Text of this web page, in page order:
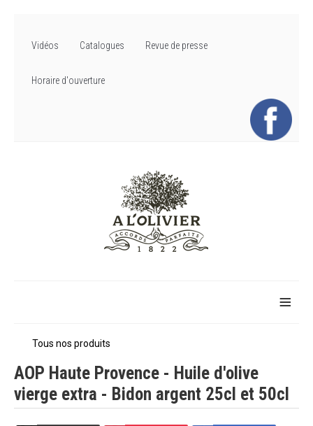
Vidéos Catalogues Revue de presse
Horaire d'ouverture
≡
Tous nos produits
AOP Haute Provence - Huile d'olive
vierge extra - Bidon argent 25cl et 50cl